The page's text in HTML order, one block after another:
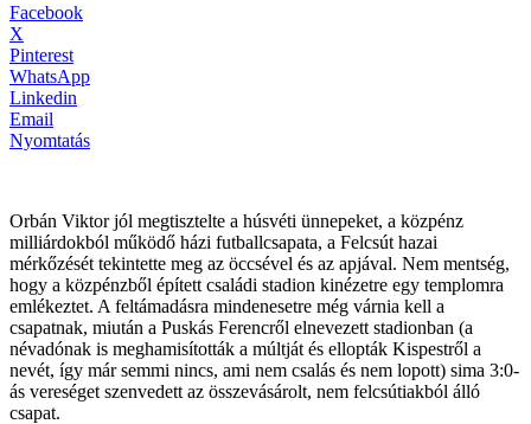
Facebook
X
Pinterest
WhatsApp
Linkedin
Email
Nyomtatás
Orbán Viktor jól megtisztelte a húsvéti ünnepeket, a közpénz
milliárdokból működő házi futballcsapata, a Felcsút hazai
mérkőzését tekintette meg az öccsével és az apjával. Nem mentség,
hogy a közpénzből épített családi stadion kinézetre egy templomra
emlékeztet. A feltámadásra mindenesetre még várnia kell a
csapatnak, miután a Puskás Ferencről elnevezett stadionban (a
névadónak is meghamisították a múltját és ellopták Kispestről a
nevét, így már semmi nincs, ami nem csalás és nem lopott) sima 3:0-
ás vereséget szenvedett az összevásárolt, nem felcsútiakból álló
csapat.